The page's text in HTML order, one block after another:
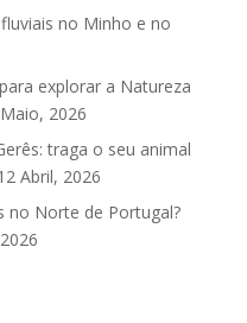
no Minho e no
explorar a Natureza
2026
traga o seu animal
Abril, 2026
no Norte de Portugal?